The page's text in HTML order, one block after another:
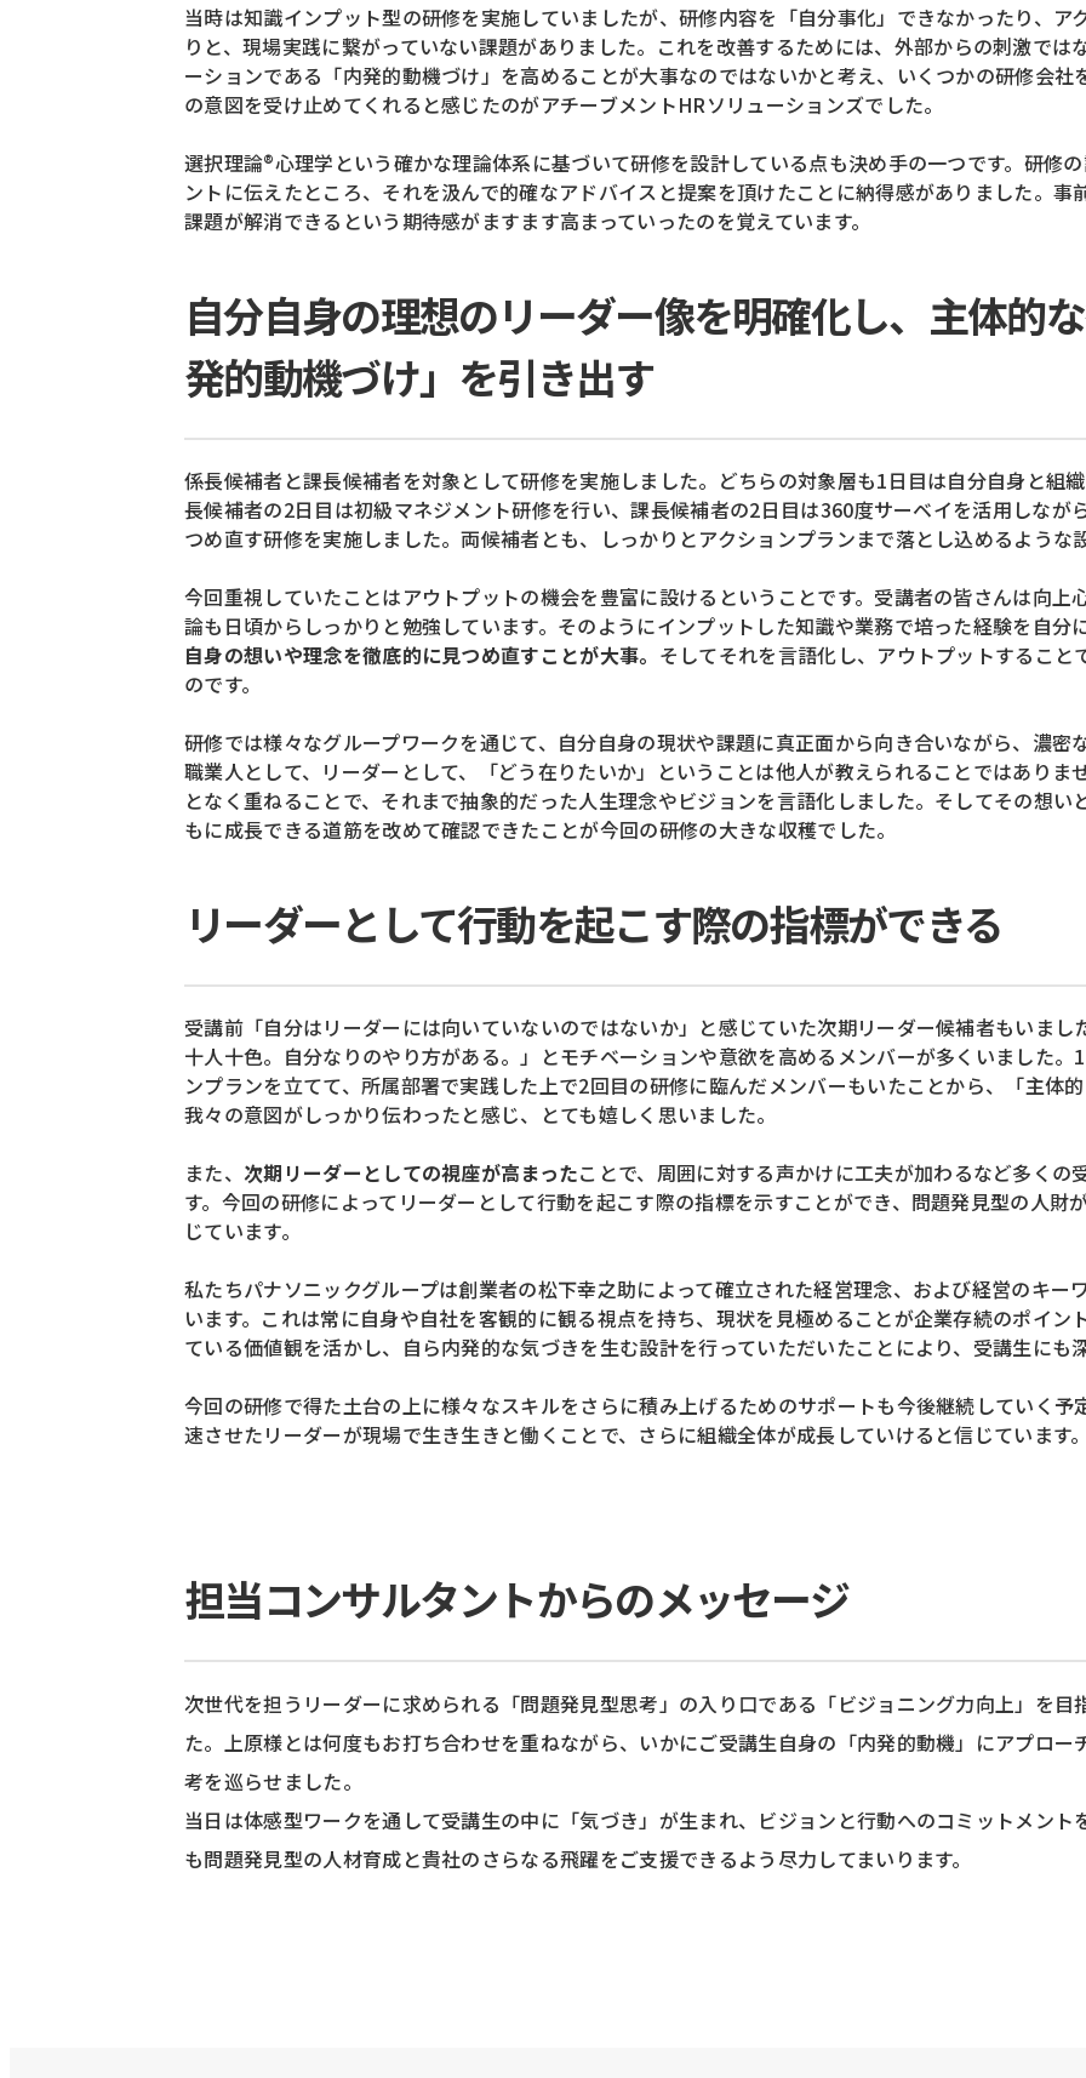
当時は知識インプット型の研修を実施していましたが、研修内容を「自分事化」できなかったり、 ア
りと、 現場実践に繋がっていない課題がありました。 これを改善するためには、外部からの刺激では
ーションである「内発的動機づけ」 を高めることが大事なのではないかと考え、 いくつかの研修会社
の意図を受け止めてくれると感じたのがアチーブメントHRソリューションズでした。
選択理論®心理学という確かな理論体系に基づいて研修を設計している点も決め手の一つです。 研修
ントに伝えたところ、 それを汲んで的確なアドバイスと提案を頂けたことに納得感がありました。事
課題が解消できるという期待感がますます高まっていったのを覚えています。
自分自身の理想のリーダー像を明確化し、主体的
発的動機づけ」を引き出す
係長候補者と課長候補者を対象として研修を実施しました。 どちらの対象層も1日目は自分自身と組
長候補者の2日目は初級マネジメント研修を行い、課長候補者の2日目は360度サーベイを活用しなが
つめ直す研修を実施しました。両候補者とも、しっかりとアクションプランまで落とし込めるような
今回重視していたことはアウトプットの機会を豊富に設けるということです。 受講者の皆さんは向上
論も日頃からしっかりと勉強しています。 そのようにインプットした知識や業務で培った経験を 自分
自身の想いや理念を徹底的に見つめ直すことが大事。 そしてそれを言語化し、アウトプットすること
のです。
研修では様々なグループワークを通じて、 自分自身の現状や課題に真正面から向き合いながら、 濃密
職業人として、リーダーとして、「どう在りたいか」 ということは他人が教えられることではありま
となく重ねることで、 それまで抽象的だった人生理念やビジョンを言語化しました。 そしてその想い
もに成長できる道筋を改めて確認できたことが今回の研修の大きな収穫でした。
リーダーとして行動を起こす際の指標ができる
受講前「自分はリーダーには向いていないのではないか」 と感じていた次期リーダー候補者もいまし
十人十色。自分なりのやり方がある。」 とモチベーションや意欲を高めるメンバーが多くいました。
ンプランを立てて、 所属部署で実践した上で2回目の研修に臨んだメンバーもいたことから、
「主体
我々の意図がしっかり伝わったと感じ、とても嬉しく思いました。
また、 次期リーダーとしての視座が高まったことで、 周囲に対する声かけに工夫が加わるなど多くの
す。 今回の研修によってリーダーとして行動を起こす際の指標を示すことができ、 問題発見型の人財
じています。
私たちパナソニックグループは創業者の松下幸之助によって確立された経営理念、 および経営のキー
います。 これは常に自身や自社を客観的に観る視点を持ち、現状を見極めることが企業存続のポイン
ている価値観を活かし、自ら内発的な気づきを生む設計を行っていただいたことにより、受講生にも
今回の研修で得た土台の上に様々なスキルをさらに積み上げるためのサポートも今後継続していく予
速させたリーダーが現場で生き生きと働くことで、さらに組織全体が成長していけると信じています
担当コンサルタントからのメッセージ
次世代を担うリーダーに求められる「問題発見型思考」の入り口である「ビジョニング力向上」を
た。上原様とは何度もお打ち合わせを重ねながら、いかにご受講生自身の「内発的動機」にアプロ
考を巡らせました。
当日は体感型ワークを通して受講生の中に「気づき」が生まれ、ビジョンと行動へのコミットメン
も問題発見型の人材育成と貴社のさらなる飛躍をご支援できるよう尽力してまいります。